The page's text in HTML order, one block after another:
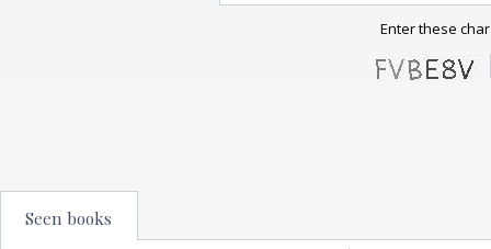
Enter these
Seen books